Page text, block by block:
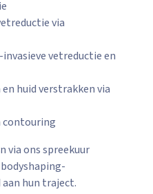
via
vetreductie en
huid verstrakken via
contouring
via ons spreekuur
hun traject.